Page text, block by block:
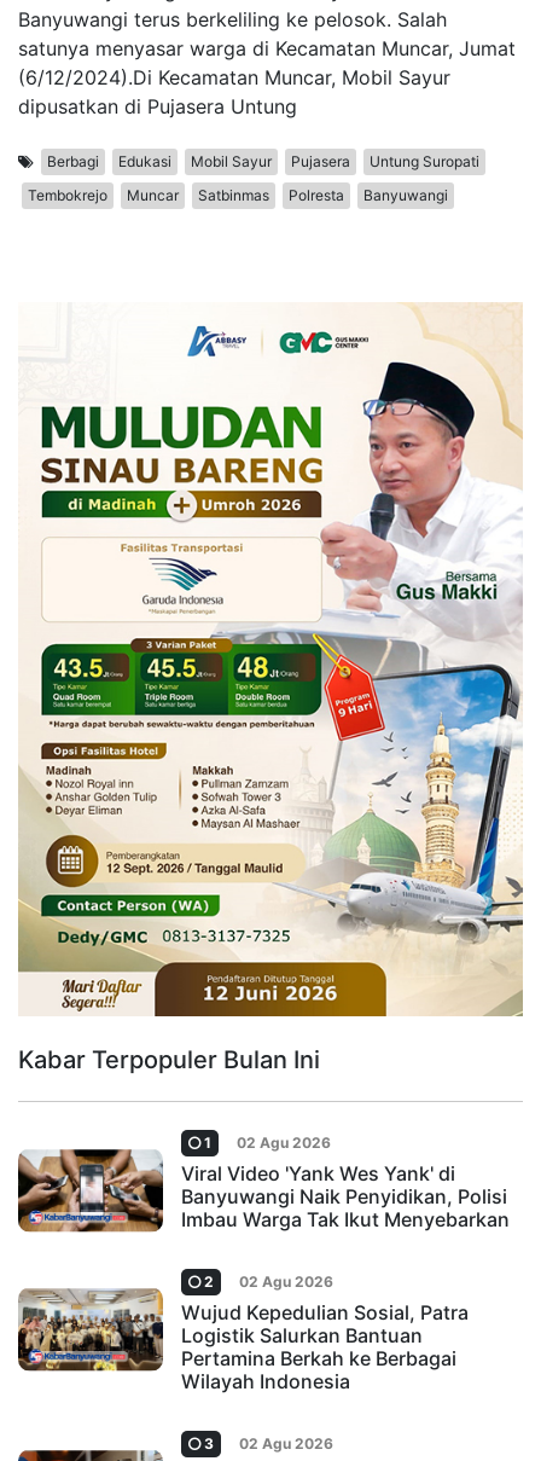
Banyuwangi terus berkeliling ke pelosok. Salah
satunya menyasar warga di Kecamatan Muncar, Jumat
(6/12/2024).Di Kecamatan Muncar, Mobil Sayur
dipusatkan di Pujasera Untung
Berbagi Edukasi Mobil Sayur Pujasera
Untung Suropati
Tembokrejo
Muncar Satbinmas Polresta Banyuwangi
Kabar Terpopuler Bulan Ini
1 02 Agu 2026
Viral Video 'Yank Wes Yank' di
Banyuwangi Naik Penyidikan, Polisi
Imbau Warga Tak Ikut Menyebarkan
2 02 Agu 2026
Wujud Kepedulian Sosial, Patra
Logistik Salurkan Bantuan
Pertamina Berkah ke Berbagai
Wilayah Indonesia
3 02 Agu 2026